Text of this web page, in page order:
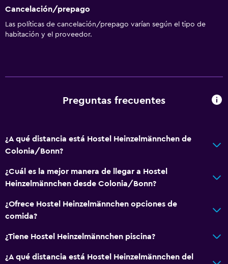
Servicios y facilidades
Check-out exprés
Acceso con llave
Restaurante
Cancelación/prepago
Las políticas de cancelación/prepago varían según el tipo de
habitación y el proveedor.
Preguntas frecuentes
¿A qué distancia está Hostel Heinzelmännchen de
Colonia/Bonn?
¿Cuál es la mejor manera de llegar a Hostel
Heinzelmännchen desde Colonia/Bonn?
¿Ofrece Hostel Heinzelmännchen opciones de
comida?
¿Tiene Hostel Heinzelmännchen piscina?
¿A qué distancia está Hostel Heinzelmännchen del